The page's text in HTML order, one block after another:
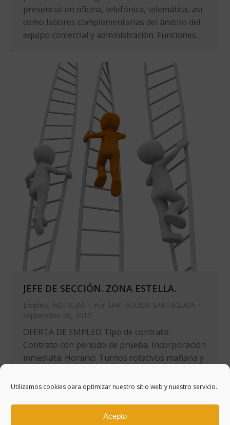
Utilizamos cookies para optimizar nuestro sitio web y nuestro servicio.
Acepto
presencial en oficina, telefónica, telemática, así
como labores complementarias del ámbito del
equipo comercial y administración. Funciones…
JEFE DE SECCIÓN. ZONA ESTELLA.
Empleo, NOTICIAS Por SARTAGUDA SARTAGUDA
septiembre 28, 2017
OFERTA DE EMPLEO Tipo de contrato:
Contrato con periodo de prueba. Incorporación
inmediata. Horario: Turnos rotativos mañana y
horario de turno de mañana Funciones y
entre 8 y 14 personas. Supervisar…